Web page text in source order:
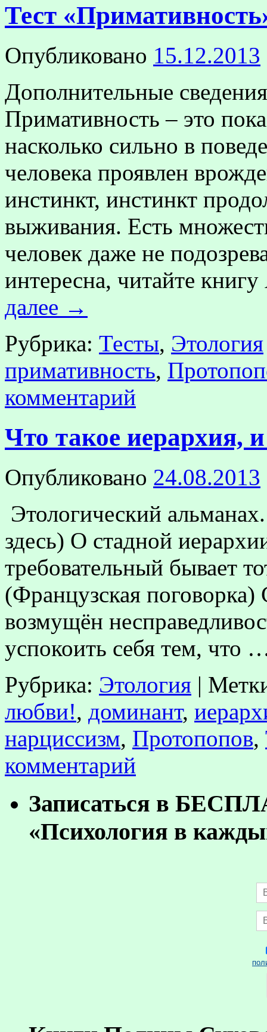
Тест
Опубликовано 15.12.2013
Дополнительные
Примативность – это
насколько сильно в
человека проявлен
инстинкт, инстинкт
выживания. Есть
человек даже не
интересна, читайте
далее →
Рубрика: Тесты, Этология
примативность,
комментарий
Что такое иерархия,
Опубликовано 24.08.2013
Этологический
здесь) О стадной
требовательный бывает
(Французская поговорка)
возмущён
успокоить себя тем, что
Рубрика: Этология |
любви!, доминант,
нарциссизм, Протопопов,
комментарий
Записаться в
«Психология в